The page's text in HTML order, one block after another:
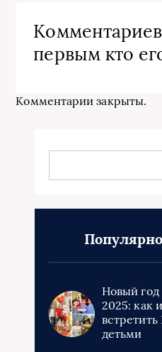
первым кто
Комментарии закрыты.
Новый год
2025: как
детьми